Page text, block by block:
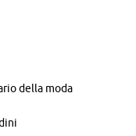
della moda